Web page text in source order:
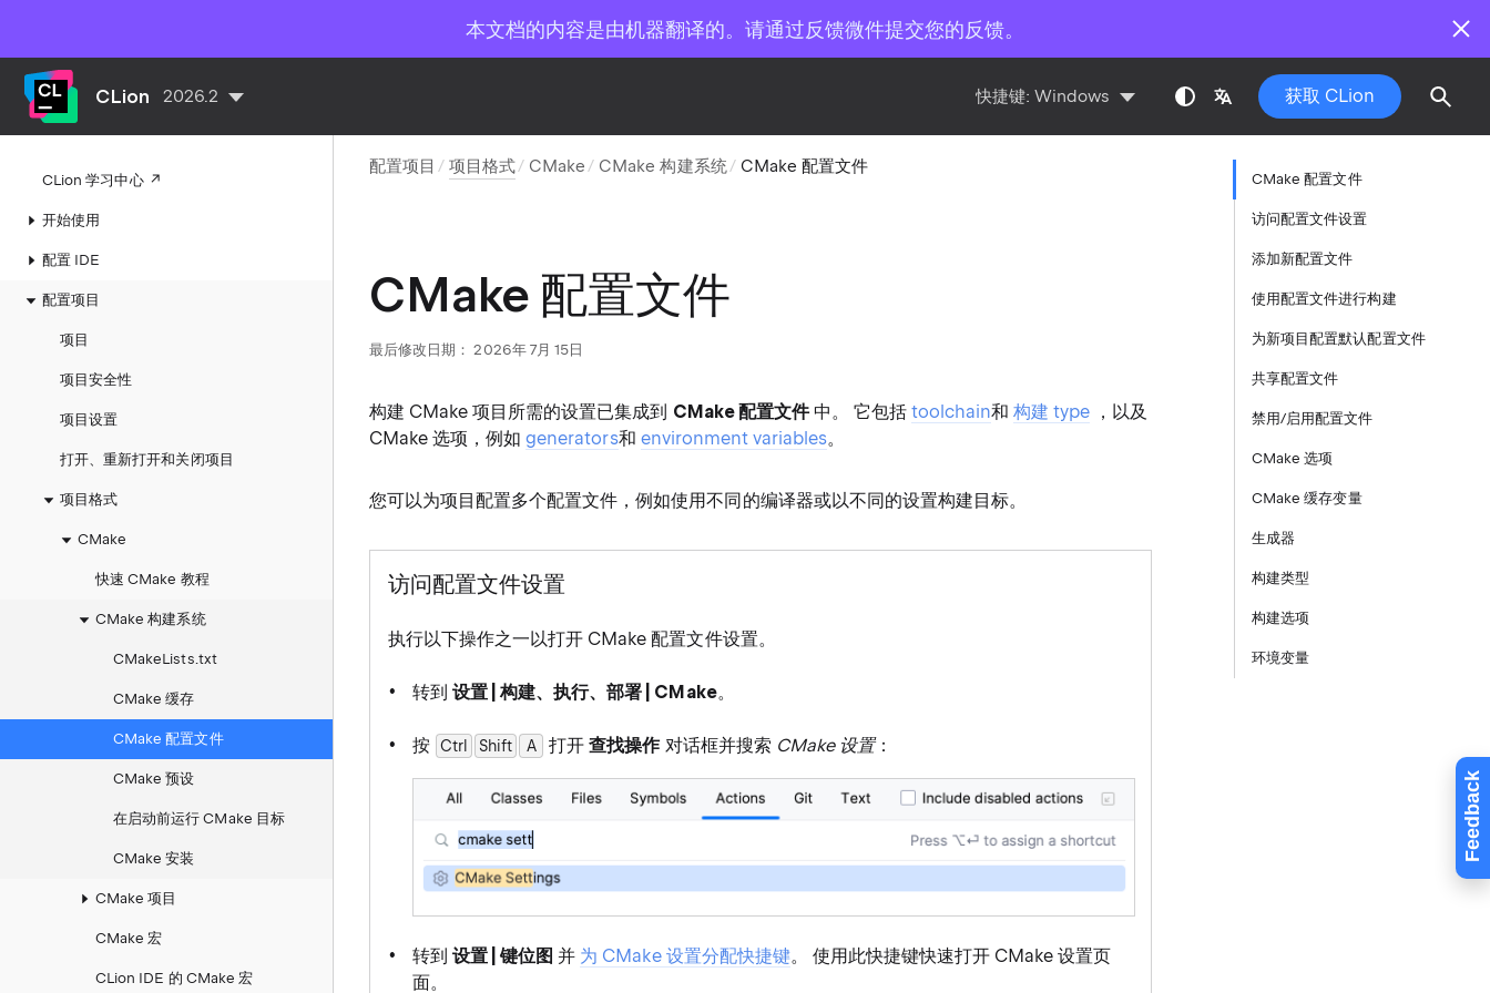
本文档的内容是由机器翻译的。请通过反馈微件提交您的反馈。
Feedback
CLion 2026.2 快捷键: Windows 获取 CLion
CLion 学习中心
开始使用
配置 IDE
配置项目
项目
项目安全性
项目设置
打开、重新打开和关闭项目
项目格式
CMake
快速 CMake 教程
CMake 构建系统
CMakeLists.txt
CMake 缓存
CMake 配置文件
CMake 预设
在启动前运行 CMake 目标
CMake 安装
CMake 项目
CMake 宏
CLion IDE 的 CMake 宏
配置项目 项目格式 CMake CMake 构建系统 CMake 配置文件
CMake 配置文件
最后修改日期： 2026年 7月 15日
构建 CMake 项目所需的设置已集成到 CMake 配置文件中。 它包括 toolchain和构建 type ，以及
CMake 选项，例如generators和 environment variables。
您可以为项目配置多个配置文件，例如使用不同的编译器或以不同的设置构建目标。
访问配置文件设置
执行以下操作之一以打开 CMake 配置文件设置。
转到设置 | 构建、执行、部署 | CMake。
按 Ctrl Shift 0
A 打开查找操作对话框并搜索 CMake 设置：
转到设置 | 键位图 并 为 CMake 设置分配快捷键。 使用此快捷键快速打开 CMake 设置页
面。
CMake 配置文件
访问配置文件设置
添加新配置文件
使用配置文件进行构建
为新项目配置默认配置文件
共享配置文件
禁用/启用配置文件
CMake 选项
CMake 缓存变量
生成器
构建类型
构建选项
环境变量